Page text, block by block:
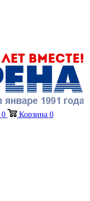
0 Корзина 0